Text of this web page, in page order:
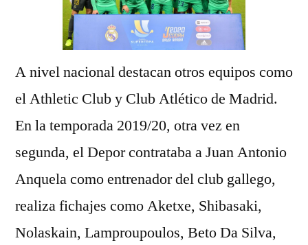
A nivel nacional destacan otros equipos como
el Athletic Club y Club Atlético de Madrid.
En la temporada 2019/20, otra vez en
segunda, el Depor contrataba a Juan Antonio
Anquela como entrenador del club gallego,
realiza fichajes como Aketxe, Shibasaki,
Nolaskain, Lamproupoulos, Beto Da Silva,